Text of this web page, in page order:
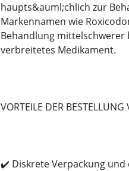
haupts&auml;chlich zur
Markennamen wie
Behandlung mittelschwerer
verbreitetes Medikament.
VORTEILE DER
✔️ Diskrete Verpackung